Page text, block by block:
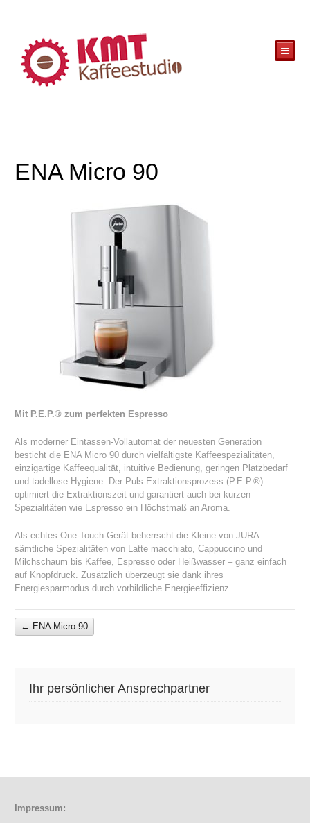
ENA Micro 90
Mit P.E.P.® zum perfekten Espresso
Als moderner Eintassen-Vollautomat der neuesten Generation
besticht die ENA Micro 90 durch vielfältigste Kaffeespezialitäten,
einzigartige Kaffeequalität, intuitive Bedienung, geringen Platzbedarf
und tadellose Hygiene. Der Puls-Extraktionsprozess (P.E.P.®)
optimiert die Extraktionszeit und garantiert auch bei kurzen
Spezialitäten wie Espresso ein Höchstmaß an Aroma.
Als echtes One-Touch-Gerät beherrscht die Kleine von JURA
sämtliche Spezialitäten von Latte macchiato, Cappuccino und
Milchschaum bis Kaffee, Espresso oder Heißwasser – ganz einfach
auf Knopfdruck. Zusätzlich überzeugt sie dank ihres
Energiesparmodus durch vorbildliche Energieeffizienz.
← ENA Micro 90
Ihr persönlicher Ansprechpartner
Impressum: